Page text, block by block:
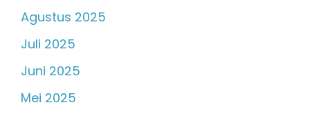
Agustus 2025
Juli 2025
Juni 2025
Mei 2025